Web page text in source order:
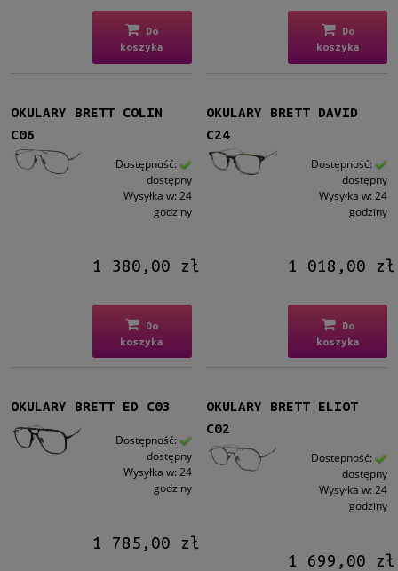
(31)
do
Filtruj
Do
koszyka
Do
koszyka
OKULARY BRETT COLIN
C06
Dostępność:
dostępny
Wysyłka w: 24
godziny
1 380,00 zł
Do
koszyka
OKULARY BRETT DAVID
C24
Dostępność:
dostępny
Wysyłka w: 24
godziny
1 018,00 zł
Do
koszyka
OKULARY BRETT ED C03
Dostępność:
dostępny
Wysyłka w: 24
godziny
1 785,00 zł
OKULARY BRETT ELIOT
C02
Dostępność:
dostępny
Wysyłka w: 24
godziny
1 699,00 zł